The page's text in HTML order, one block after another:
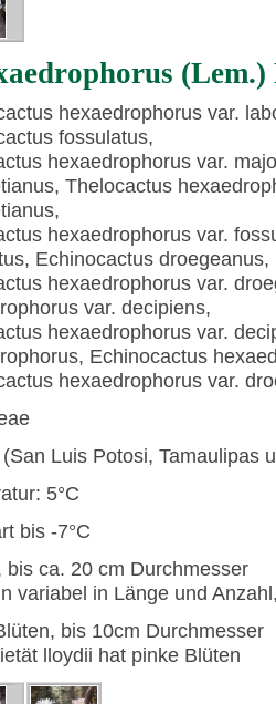
hexaedrophorus var.
fossulatus,
hexaedrophorus var.
Thelocactus
hexaedrophorus var.
Echinocactus droegeanus,
hexaedrophorus var.
var. decipiens,
hexaedrophorus var.
Echinocactus
hexaedrophorus var.
Luis Potosi, Tamaulipas
5°C
bis -7°C
bis ca. 20 cm Durchmesser
variabel in Länge und
bis 10cm Durchmesser
lloydii hat pinke Blüten